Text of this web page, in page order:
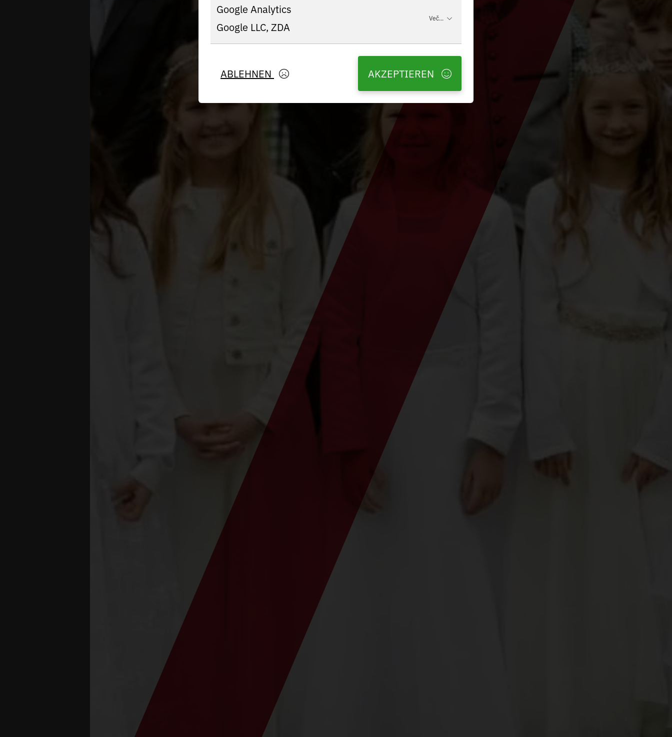
Google Analytics
Google LLC, ZDA
Več...
ABLEHNEN AKZEPTIEREN